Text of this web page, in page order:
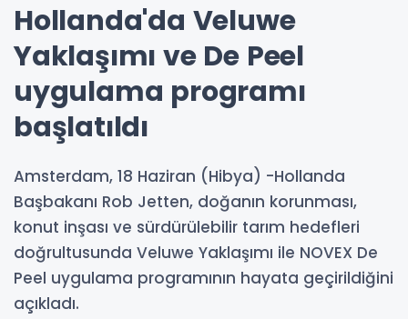
Hollanda'da Veluwe
Yaklaşımı ve De Peel
uygulama programı
başlatıldı
Amsterdam, 18 Haziran (Hibya) -Hollanda
Başbakanı Rob Jetten, doğanın korunması,
konut inşası ve sürdürülebilir tarım hedefleri
doğrultusunda Veluwe Yaklaşımı ile NOVEX De
Peel uygulama programının hayata geçirildiğini
açıkladı.